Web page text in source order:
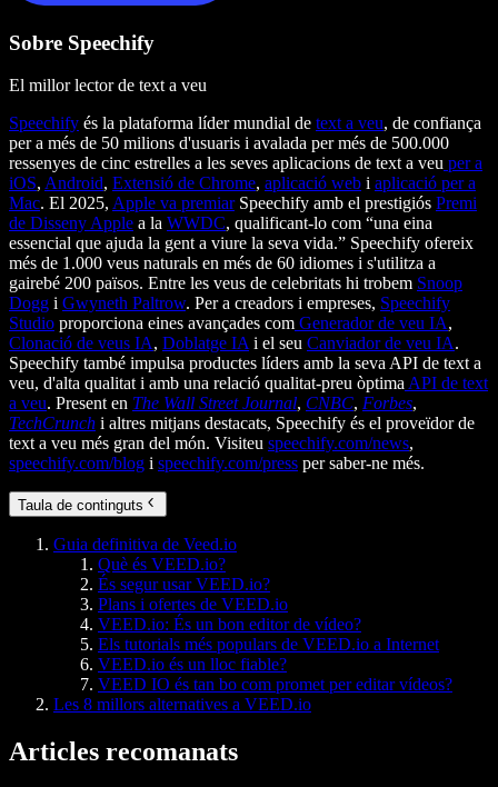
Sobre Speechify
El millor lector de text a veu
Speechify és la plataforma líder mundial de text a veu, de confiança
per a més de 50 milions d'usuaris i avalada per més de 500.000
ressenyes de cinc estrelles a les seves aplicacions de text a veu per a
iOS, Android, Extensió de Chrome, aplicació web i aplicació per a
Mac. El 2025, Apple va premiarSpeechify amb el prestigiós Premi
de Disseny Apple a la WWDC, qualificant-lo com “una eina
essencial que ajuda la gent a viure la seva vida.” Speechify ofereix
més de 1.000 veus naturals en més de 60 idiomes i s'utilitza a
gairebé 200 països. Entre les veus de celebritats hi trobem Snoop
Dogg i Gwyneth Paltrow. Per a creadors i empreses, Speechify
Studio proporciona eines avançades com Generador de veu IA,
Clonació de veus IA, Doblatge IA i el seu Canviador de veu IA.
Speechify també impulsa productes líders amb la seva API de text a
veu, d'alta qualitat i amb una relació qualitat-preu òptima API de text
a veu. Present en The Wall Street Journal, CNBC, Forbes,
TechCrunch i altres mitjans destacats, Speechify és el proveïdor de
text a veu més gran del món. Visiteu speechify.com/news,
speechify.com/blog i speechify.com/press per saber-ne més.
Taula de continguts
Guia definitiva de Veed.io
Què és VEED.io?
És segur usar VEED.io?
Plans i ofertes de VEED.io
VEED.io: És un bon editor de vídeo?
Els tutorials més populars de VEED.io a Internet
VEED.io és un lloc fiable?
VEED IO és tan bo com promet per editar vídeos?
Les 8 millors alternatives a VEED.io
Articles recomanats